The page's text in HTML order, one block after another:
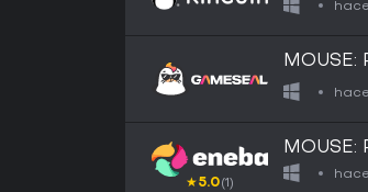
MOUSE:
★5.0(1)
MOUSE: